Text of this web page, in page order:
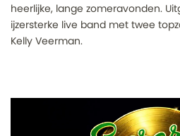
heerlijke, lange zomeravonden.
ijzersterke live band met twee
Kelly Veerman.